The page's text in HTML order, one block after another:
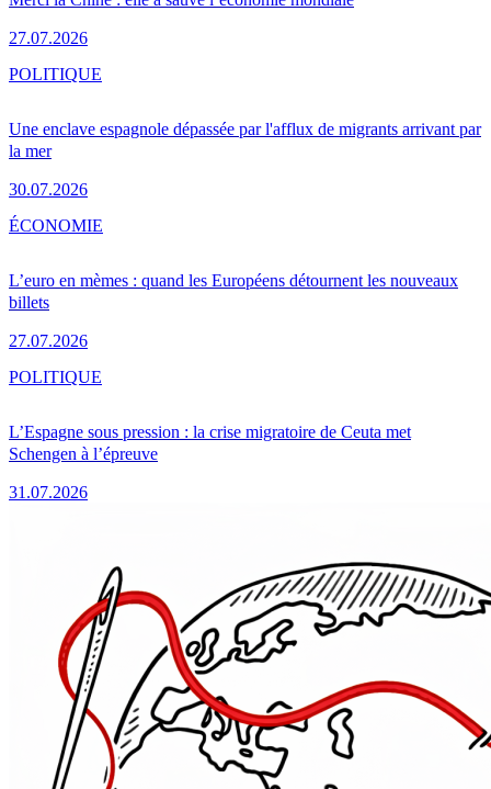
27.07.2026
Une enclave espagnole dépassée par l'afflux de migrants arrivant par
la mer
30.07.2026
POLITIQUE
L’euro en mèmes : quand les Européens détournent les nouveaux
billets
27.07.2026
ÉCONOMIE
L’Espagne sous pression : la crise migratoire de Ceuta met
Schengen à l’épreuve
31.07.2026
POLITIQUE